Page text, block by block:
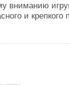
вниманию
и крепкого